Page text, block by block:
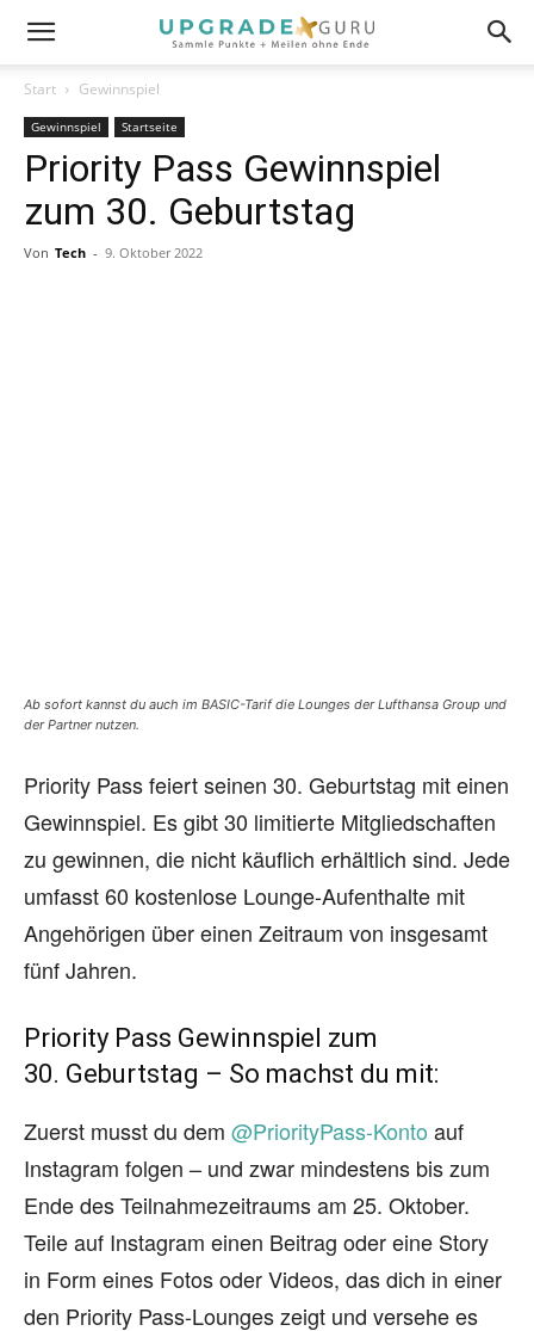
Start Gewinnspiel
Gewinnspiel Startseite
Priority Pass Gewinnspiel
zum 30. Geburtstag
Von Tech - 9. Oktober 2022
Ab sofort kannst du auch im BASIC-Tarif die Lounges der Lufthansa Group und
der Partner nutzen.
Priority Pass feiert seinen 30. Geburtstag mit einen
Gewinnspiel. Es gibt 30 limitierte Mitgliedschaften
zu gewinnen, die nicht käuflich erhältlich sind. Jede
umfasst 60 kostenlose Lounge-Aufenthalte mit
Angehörigen über einen Zeitraum von insgesamt
fünf Jahren.
Priority Pass Gewinnspiel zum
30. Geburtstag – So machst du mit:
Zuerst musst du dem @PriorityPass-Konto auf
Instagram folgen – und zwar mindestens bis zum
Ende des Teilnahmezeitraums am 25. Oktober.
Teile auf Instagram einen Beitrag oder eine Story
in Form eines Fotos oder Videos, das dich in einer
den Priority Pass-Lounges zeigt und versehe es